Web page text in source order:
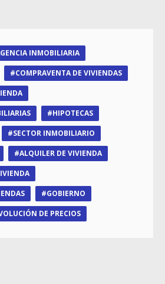
INMOBILIARIA
COMPRAVENTA DE VIVIENDAS
HIPOTECAS
SECTOR INMOBILIARIO
ALQUILER DE VIVIENDA
GOBIERNO
DE PRECIOS